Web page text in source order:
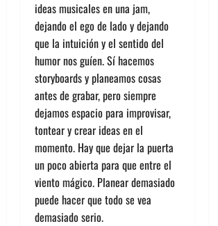
ideas musicales en una jam,
dejando el ego de lado y dejando
que la intuición y el sentido del
humor nos guíen. Sí hacemos
storyboards y planeamos cosas
antes de grabar, pero siempre
dejamos espacio para improvisar,
tontear y crear ideas en el
momento. Hay que dejar la puerta
un poco abierta para que entre el
viento mágico. Planear demasiado
puede hacer que todo se vea
demasiado serio.